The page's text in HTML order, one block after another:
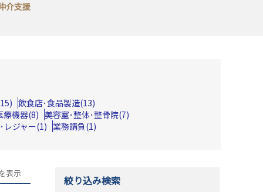
介支援
飲食店･食品製造(13)
療機器(8) 美容室･整体･整骨院(7)
レジャー(1) 業務請負(1)
絞り込み検索
表示